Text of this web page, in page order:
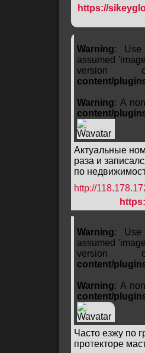
https://
Warning: Use
assumed
content/
Warning: A
content/
Актуальные
раза и
по
http://
Warning: Use
assumed
content/
Warning: A
content/
Часто езжу по
протекторе